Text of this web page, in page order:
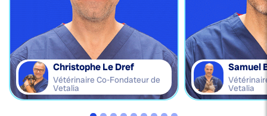
Christophe Le Dref
Vétérinaire Co-Fondateur de
Vetalia
Samuel
Vetalia